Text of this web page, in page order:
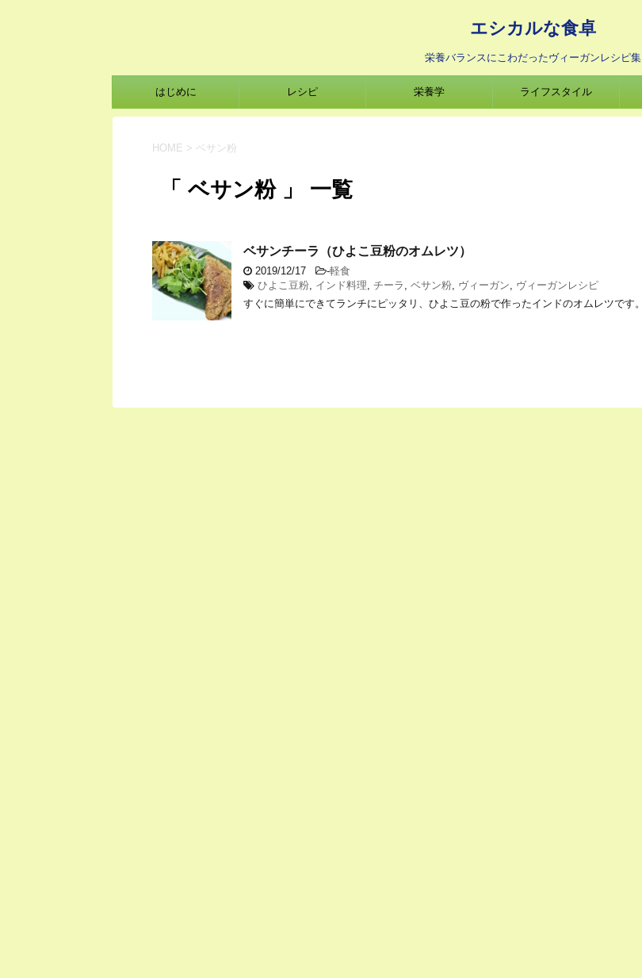
エシカルな食卓
栄養バランスにこわだったヴィーガンレシピ集
はじめに レシピ 栄養学 ライフスタイル
HOME > ベサン粉
「 ベサン粉 」 一覧
ベサンチーラ（ひよこ豆粉のオムレツ）
2019/12/17 -軽食
ひよこ豆粉, インド料理, チーラ , ベサン粉, ヴィーガン, ヴィーガンレシピ
すぐに簡単にできてランチにピッタリ、ひよこ豆の粉で作ったインドのオムレツです。